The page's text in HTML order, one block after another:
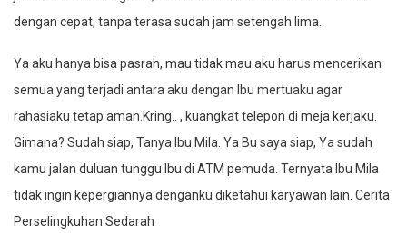
dengan cepat, tanpa terasa sudah jam setengah lima.
Ya aku hanya bisa pasrah, mau tidak mau aku harus mencerikan
semua yang terjadi antara aku dengan Ibu mertuaku agar
rahasiaku tetap aman.Kring.. , kuangkat telepon di meja kerjaku.
Gimana? Sudah siap, Tanya Ibu Mila. Ya Bu saya siap, Ya sudah
kamu jalan duluan tunggu Ibu di ATM pemuda. Ternyata Ibu Mila
tidak ingin kepergiannya denganku diketahui karyawan lain. Cerita
Perselingkuhan Sedarah